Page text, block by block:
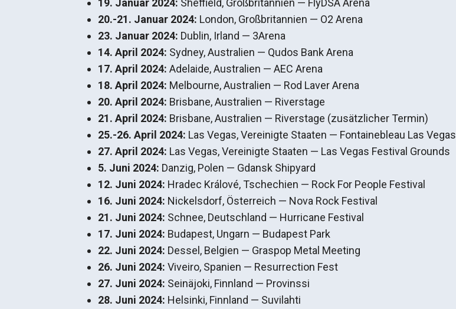
19. Januar 2024: Sheffield, Großbritannien — FlyDSA Arena
20.-21. Januar 2024: London, Großbritannien — O2 Arena
23. Januar 2024: Dublin, Irland — 3Arena
14. April 2024: Sydney, Australien — Qudos Bank Arena
17. April 2024: Adelaide, Australien — AEC Arena
18. April 2024: Melbourne, Australien — Rod Laver Arena
20. April 2024: Brisbane, Australien — Riverstage
21. April 2024: Brisbane, Australien — Riverstage (zusätzlicher Termin)
25.-26. April 2024: Las Vegas, Vereinigte Staaten — Fontainebleau Las Vegas
27. April 2024: Las Vegas, Vereinigte Staaten — Las Vegas Festival Grounds
5. Juni 2024: Danzig, Polen — Gdansk Shipyard
12. Juni 2024: Hradec Králové, Tschechien — Rock For People Festival
16. Juni 2024: Nickelsdorf, Österreich — Nova Rock Festival
21. Juni 2024: Schnee, Deutschland — Hurricane Festival
17. Juni 2024: Budapest, Ungarn — Budapest Park
22. Juni 2024: Dessel, Belgien — Graspop Metal Meeting
26. Juni 2024: Viveiro, Spanien — Resurrection Fest
27. Juni 2024: Seinäjoki, Finnland — Provinssi
28. Juni 2024: Helsinki, Finnland — Suvilahti